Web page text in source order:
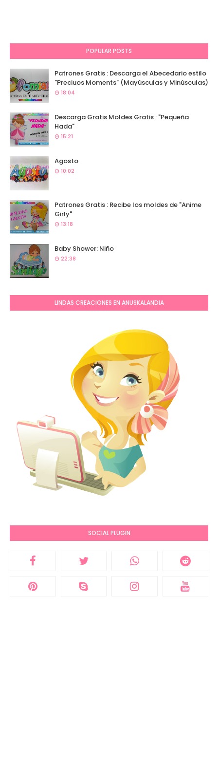
POPULAR POSTS
Patrones Gratis : Descarga el Abecedario estilo
"Preciuos Moments" (Mayúsculas y Minúsculas)
18:04
Descarga Gratis Moldes Gratis : "Pequeña
Hada"
15:21
Agosto
10:02
Patrones Gratis : Recibe los moldes de "Anime
Girly"
13:18
Baby Shower: Niño
22:38
LINDAS CREACIONES EN ANUSKALANDIA
SOCIAL PLUGIN